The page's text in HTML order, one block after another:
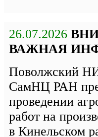
26.07.2026
ВАЖНАЯ
Поволжский
СамНЦ РАН
проведении
работ на
в Кинельском